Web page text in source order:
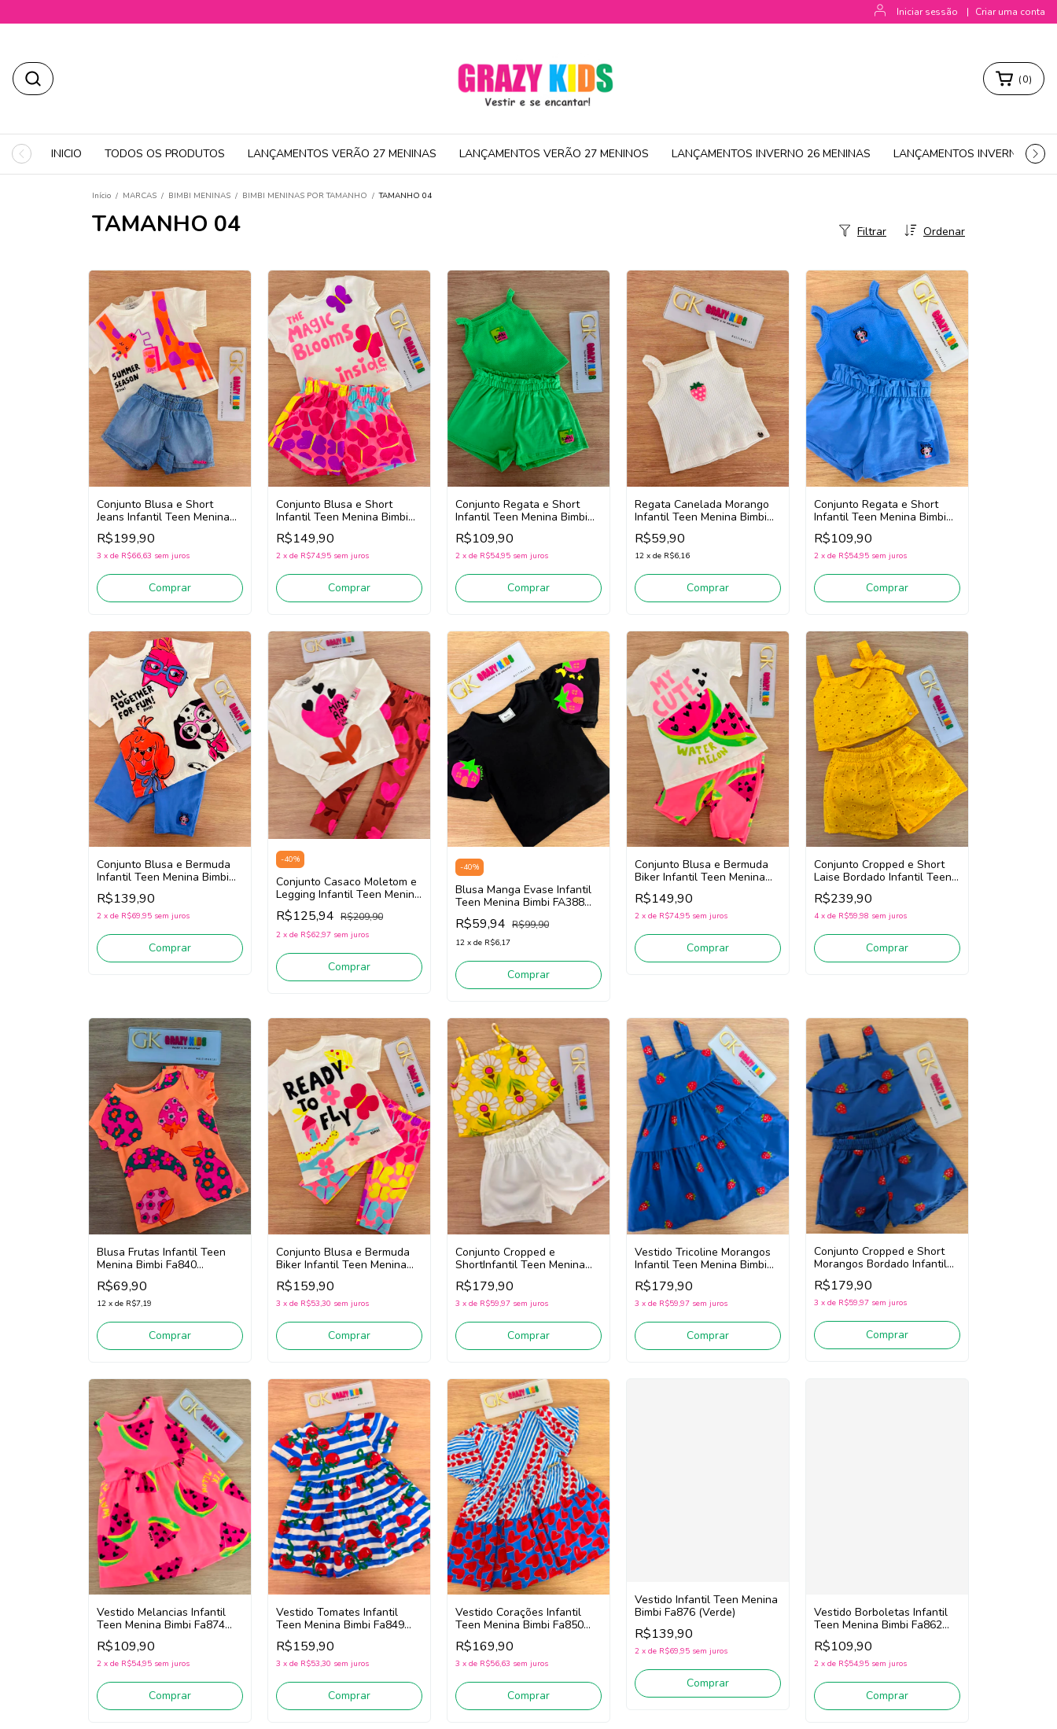
Iniciar sessão | Criar uma conta
(0)
INICIO TODOS OS PRODUTOS LANÇAMENTOS VERÃO 27 MENINAS LANÇAMENTOS VERÃO 27 MENINOS LANÇAMENTOS INVERNO 26 MENINAS LANÇAMENTOS INVERNO 26
Início / MARCAS / BIMBI MENINAS / BIMBI MENINAS POR TAMANHO / TAMANHO 04
TAMANHO 04 Ordenar
Filtrar
Conjunto Blusa e Short
Jeans Infantil Teen Menina
Bimbi Fb177 (Off
White/Jeans)
R$199,90
3 x de R$66,63 sem juros
Comprar
Conjunto Blusa e Short
Infantil Teen Menina Bimbi
Fb203 (Off White/Rosa)
R$149,90
2 x de R$74,95 sem juros
Comprar
Conjunto Regata e Short
Infantil Teen Menina Bimbi
Fb157 (Verde)
R$109,90
2 x de R$54,95 sem juros
Comprar
Regata Canelada Morango
Infantil Teen Menina Bimbi
Fa828 (Off White)
R$59,90
12 x de R$6,16
Comprar
Conjunto Regata e Short
Infantil Teen Menina Bimbi
Fb117 (Azul)
R$109,90
2 x de R$54,95 sem juros
Comprar
Conjunto Blusa e Bermuda
Infantil Teen Menina Bimbi
Fb121 (Off White/Azul)
R$139,90
2 x de R$69,95 sem juros
Comprar
-40%
Conjunto Casaco Moletom e
Legging Infantil Teen Menina
Bimbi FB091 (Off
White/Coral)
R$125,94 R$209,90
2 x de R$62,97 sem juros
Comprar
-40%
Blusa Manga Evase Infantil
Teen Menina Bimbi FA388
(Preto)
R$59,94 R$99,90
12 x de R$6,17
Comprar
Conjunto Blusa e Bermuda
Biker Infantil Teen Menina
Bimbi Fb170 (Branco/Rosa)
R$149,90
2 x de R$74,95 sem juros
Comprar
Conjunto Cropped e Short
Laise Bordado Infantil Teen
Menina Bimbi Fb118
(Amarelo)
R$239,90
4 x de R$59,98 sem juros
Comprar
Blusa Frutas Infantil Teen
Menina Bimbi Fa840
(Laranja)
R$69,90
12 x de R$7,19
Comprar
Conjunto Blusa e Bermuda
Biker Infantil Teen Menina
Bimbi Fb246 (Branco/Rosa)
R$159,90
3 x de R$53,30 sem juros
Comprar
Conjunto Cropped e
ShortInfantil Teen Menina
Bimbi Fb159
(Amarelo/Branco)
R$179,90
3 x de R$59,97 sem juros
Comprar
Vestido Tricoline Morangos
Infantil Teen Menina Bimbi
Fa890 (Azul)
R$179,90
3 x de R$59,97 sem juros
Comprar
Conjunto Cropped e Short
Morangos Bordado Infantil
Teen Menina Bimbi Fb190
(Azul)
R$179,90
3 x de R$59,97 sem juros
Comprar
Vestido Melancias Infantil
Teen Menina Bimbi Fa874
(Rosa)
R$109,90
2 x de R$54,95 sem juros
Comprar
Vestido Tomates Infantil
Teen Menina Bimbi Fa849
(Azul/Vermelho)
R$159,90
3 x de R$53,30 sem juros
Comprar
Vestido Corações Infantil
Teen Menina Bimbi Fa850
(Azul/Vermelho)
R$169,90
3 x de R$56,63 sem juros
Comprar
Vestido Infantil Teen Menina
Bimbi Fa876 (Verde)
R$139,90
2 x de R$69,95 sem juros
Comprar
Vestido Borboletas Infantil
Teen Menina Bimbi Fa862
(Rosa/Amarelo)
R$109,90
2 x de R$54,95 sem juros
Comprar